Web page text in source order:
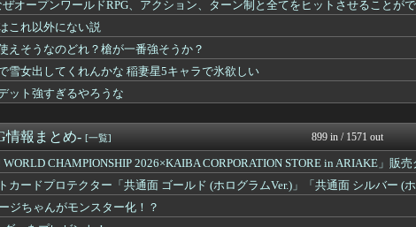
ドンナ 3…2…1…GO!
ウマ娘まとめ速報うま
もの
しいミスｗｗｗｗｗｗｗｗ
スマブラ屋さん | スマ
やろうな
かります。ボスは12時間毎に湧いて...
箱からドロップするレアアクセが高す...
馬鳥速報
んにしろ
げぇ速
捕
ウマ娘まとめ速報うま
うすれば…
2ch東方スレ観測所
市場縮小の大きな影響は想定していない」
Y速報
力ってどんな部分だと思う？
ゆるゲーマー遅報
あ艦これ ～艦隊これく
ぜオープンワールドRPG、アクション、ターン制と全てをヒットさせることが
これ以外にない説
えそうなのどれ？槍が一番強そうか？
雪女出してくれんかな 稲妻星5キャラで氷欲しい
ット強すぎるやろうな
情報まとめ- [一覧] 899 in / 1571 out
WORLD CHAMPIONSHIP 2026×KAIBA CORPORATION STORE in ARIAKE」販売
カードプロテクター「共通面 ゴールド (ホログラムVer.)」「共通面 シルバー (ホ
を公開！
ジちゃんがモンスター化！？